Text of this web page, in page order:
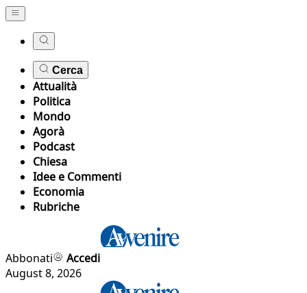
Cerca
Attualità
Politica
Mondo
Agorà
Podcast
Chiesa
Idee e Commenti
Economia
Rubriche
Abbonati
Accedi
August 8, 2026